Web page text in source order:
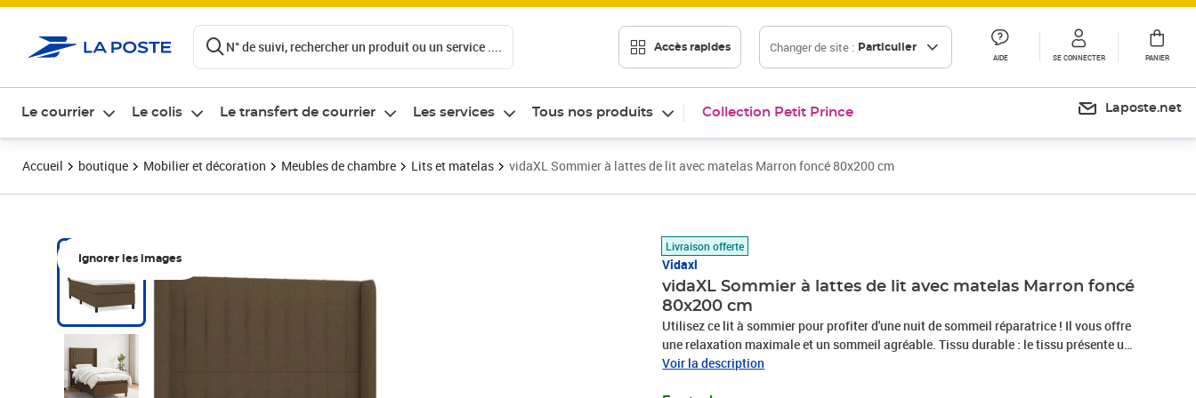
N° de suivi, rechercher un produit ou un service .... Accès rapides Changer de site : Particulier
AIDE SE CONNECTER PANIER
Le courrier Le colis Le transfert de courrier Les services Tous nos produits Collection Petit Prince Laposte.net
Accueil boutique Mobilier et décoration Meubles de chambre Lits et matelas vidaXL Sommier à lattes de lit avec matelas Marron foncé 80x200 cm
Ignorer les images
Livraison offerte
Vidaxl
vidaXL Sommier à lattes de lit avec matelas Marron foncé
80x200 cm
Utilisez ce lit à sommier pour profiter d'une nuit de sommeil réparatrice ! Il vous offre
une relaxation maximale et un sommeil agréable. Tissu durable : le tissu présente un
aspect simple et épuré, et il est respirant et durable.Tête de lit pratique : la tête de lit
Voir la description
Prix 399,14€